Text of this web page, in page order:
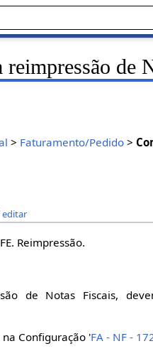
de
> Faturamento/Pedido >
editar
Reimpressão.
de Notas Fiscais,
Configuração 'FA - NF -